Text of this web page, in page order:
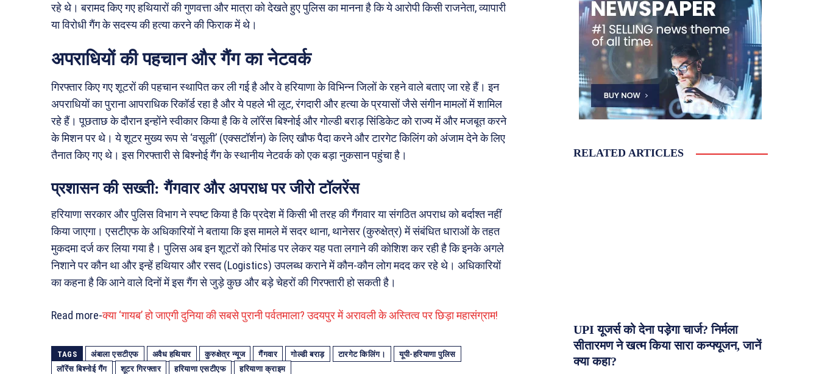
रहे थे। बरामद किए गए हथियारों की गुणवत्ता और मात्रा को देखते हुए पुलिस का मानना है कि ये आरोपी किसी राजनेता, व्यापारी
या विरोधी गैंग के सदस्य की हत्या करने की फिराक में थे।
अपराधियों की पहचान और गैंग का नेटवर्क
गिरफ्तार किए गए शूटरों की पहचान स्थापित कर ली गई है और वे हरियाणा के विभिन्न जिलों के रहने वाले बताए जा रहे हैं। इन
अपराधियों का पुराना आपराधिक रिकॉर्ड रहा है और ये पहले भी लूट, रंगदारी और हत्या के प्रयासों जैसे संगीन मामलों में शामिल
रहे हैं। पूछताछ के दौरान इन्होंने स्वीकार किया है कि वे लॉरेंस बिश्नोई और गोल्डी बराड़ सिंडिकेट को राज्य में और मजबूत करने
के मिशन पर थे। ये शूटर मुख्य रूप से ‘वसूली’ (एक्सटॉर्शन) के लिए खौफ पैदा करने और टारगेट किलिंग को अंजाम देने के लिए
तैनात किए गए थे। इस गिरफ्तारी से बिश्नोई गैंग के स्थानीय नेटवर्क को एक बड़ा नुकसान पहुंचा है।
प्रशासन की सख्ती: गैंगवार और अपराध पर जीरो टॉलरेंस
हरियाणा सरकार और पुलिस विभाग ने स्पष्ट किया है कि प्रदेश में किसी भी तरह की गैंगवार या संगठित अपराध को बर्दाश्त नहीं
किया जाएगा। एसटीएफ के अधिकारियों ने बताया कि इस मामले में सदर थाना, थानेसर (कुरुक्षेत्र) में संबंधित धाराओं के तहत
मुकदमा दर्ज कर लिया गया है। पुलिस अब इन शूटरों को रिमांड पर लेकर यह पता लगाने की कोशिश कर रही है कि इनके अगले
निशाने पर कौन था और इन्हें हथियार और रसद (Logistics) उपलब्ध कराने में कौन-कौन लोग मदद कर रहे थे। अधिकारियों
का कहना है कि आने वाले दिनों में इस गैंग से जुड़े कुछ और बड़े चेहरों की गिरफ्तारी हो सकती है।
Read more-क्या ‘गायब’ हो जाएगी दुनिया की सबसे पुरानी पर्वतमाला? उदयपुर में अरावली के अस्तित्व पर छिड़ा महासंग्राम!
TAGS अंबाला एसटीएफ अवैध हथियार कुरुक्षेत्र न्यूज गैंगवार गोल्डी बराड़ टारगेट किलिंग।
यूपी-हरियाणा पुलिस
लॉरेंस बिश्नोई गैंग
शूटर गिरफ्तार हरियाणा एसटीएफ हरियाणा क्राइम
RELATED ARTICLES
UPI यूजर्स को देना पड़ेगा चार्ज? निर्मला
सीतारमण ने खत्म किया सारा कन्फ्यूजन, जानें
क्या कहा?